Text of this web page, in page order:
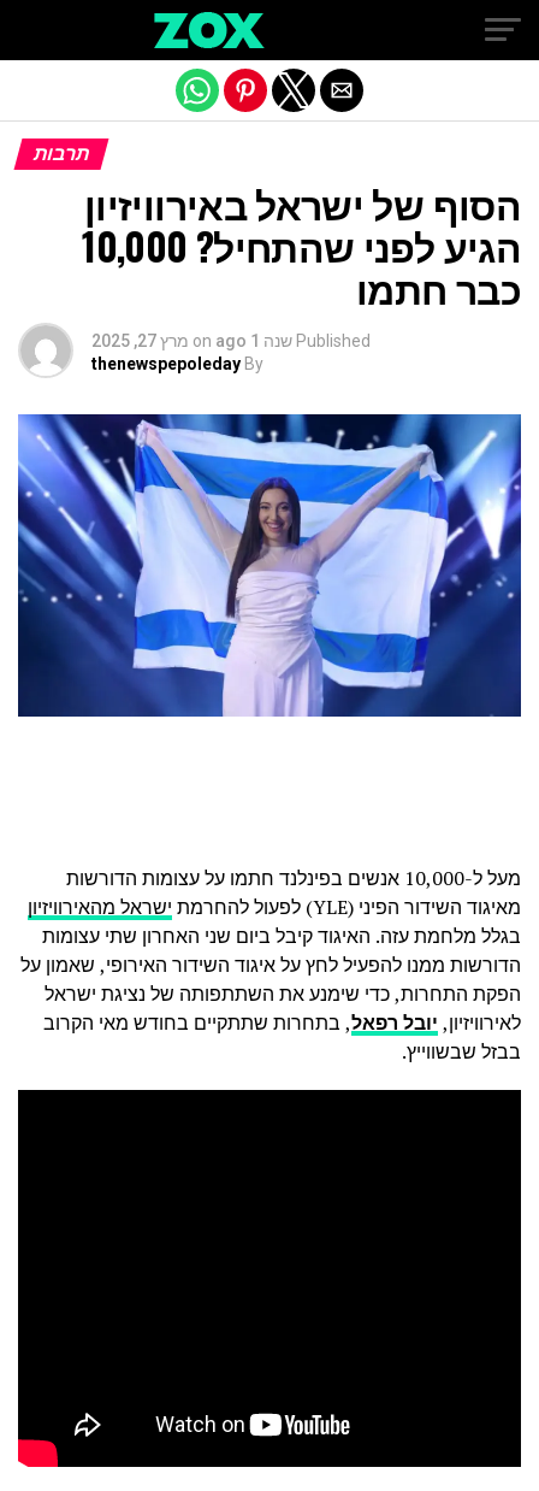
תרבות
הסוף של ישראל באירוויזיון
הגיע לפני שהתחיל? 10,000
כבר חתמו
Published שנה 1 ago on מרץ 27, 2025
By
thenewspepoleday
מעל ל-10,000 אנשים בפינלנד חתמו על עצומות הדורשות
מאיגוד השידור הפיני (YLE) לפעול להחרמת
ישראל מהאירוויזיון
בגלל מלחמת עזה. האיגוד קיבל ביום שני האחרון שתי עצומות
הדורשות ממנו להפעיל לחץ על איגוד השידור האירופי, שאמון על
הפקת התחרות, כדי שימנע את השתתפותה של נציגת ישראל
לאירוויזיון, יובל רפאל, בתחרות שתתקיים בחודש מאי הקרוב
בבזל שבשווייץ.
Exit mobile version